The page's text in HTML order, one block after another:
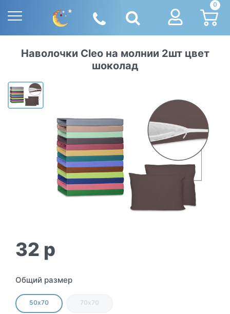
0
Наволочки Cleo на молнии 2шт цвет
шоколад
32 p
Общий размер
50х70 70х70